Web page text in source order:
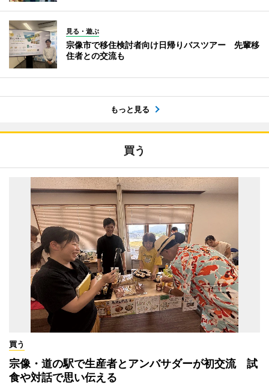
見る・遊ぶ
宗像市で移住検討者向け日帰りバスツアー 先輩移
住者との交流も
もっと見る
買う
買う
宗像・道の駅で生産者とアンバサダーが初交流 試
食や対話で思い伝える